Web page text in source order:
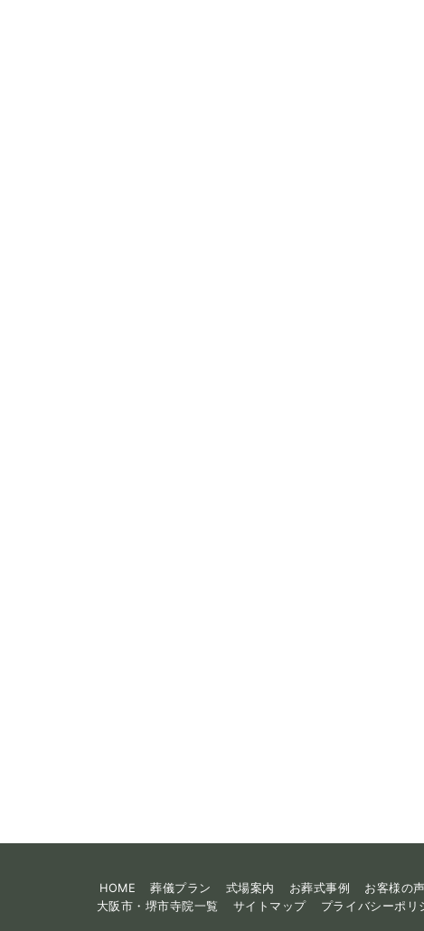
HOME 葬儀プラン 式場案内 お葬式事例 お客様の声
大阪市・堺市寺院一覧
サイトマップ プライバシーポリ